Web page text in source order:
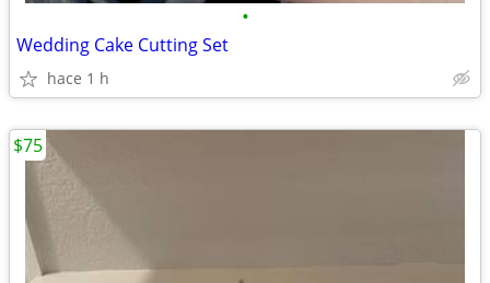
•
Wedding Cake Cutting Set
hace 1 h
$75